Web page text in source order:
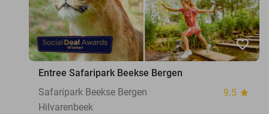
favorite_border
Entree Safaripark Beekse Bergen
Safaripark Beekse Bergen
9.5 star
Hilvarenbeek